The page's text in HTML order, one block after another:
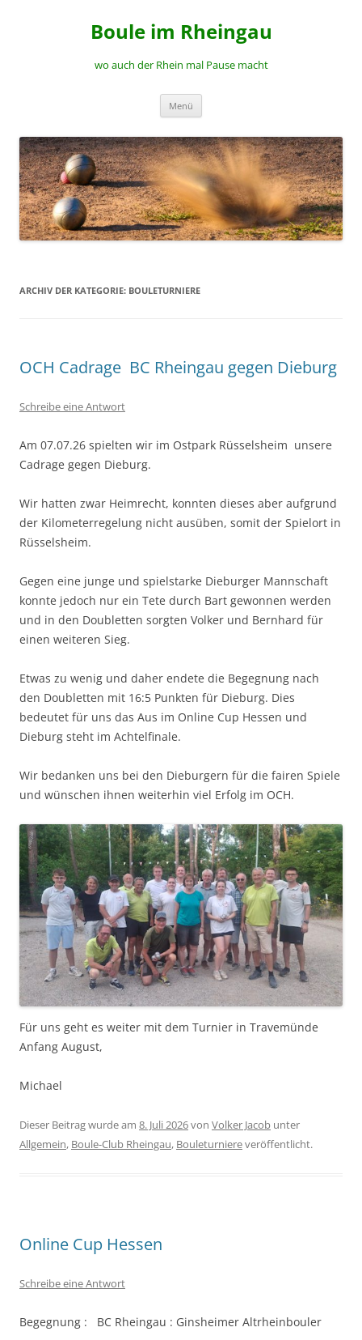
Boule im Rheingau
wo auch der Rhein mal Pause macht
Menü
ARCHIV DER KATEGORIE: BOULETURNIERE
OCH Cadrage BC Rheingau gegen Dieburg
Schreibe eine Antwort
Am 07.07.26 spielten wir im Ostpark Rüsselsheim unsere
Cadrage gegen Dieburg.
Wir hatten zwar Heimrecht, konnten dieses aber aufgrund
der Kilometerregelung nicht ausüben, somit der Spielort in
Rüsselsheim.
Gegen eine junge und spielstarke Dieburger Mannschaft
konnte jedoch nur ein Tete durch Bart gewonnen werden
und in den Doubletten sorgten Volker und Bernhard für
einen weiteren Sieg.
Etwas zu wenig und daher endete die Begegnung nach
den Doubletten mit 16:5 Punkten für Dieburg. Dies
bedeutet für uns das Aus im Online Cup Hessen und
Dieburg steht im Achtelfinale.
Wir bedanken uns bei den Dieburgern für die fairen Spiele
und wünschen ihnen weiterhin viel Erfolg im OCH.
Für uns geht es weiter mit dem Turnier in Travemünde
Anfang August,
Michael
Dieser Beitrag wurde am 8. Juli 2026von Volker Jacob unter
Allgemein, Boule-Club Rheingau, Bouleturniereveröffentlicht.
Online Cup Hessen
Schreibe eine Antwort
Begegnung : BC Rheingau : Ginsheimer Altrheinbouler